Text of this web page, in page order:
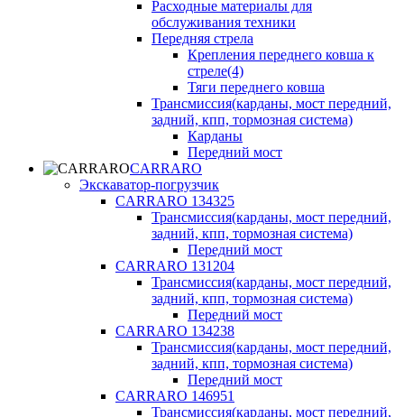
Расходные материалы для
обслуживания техники
Передняя стрела
Крепления переднего ковша к
стреле(4)
Тяги переднего ковша
Трансмиссия(карданы, мост передний,
задний, кпп, тормозная система)
Карданы
Передний мост
CARRARO
Экскаватор-погрузчик
CARRARO 134325
Трансмиссия(карданы, мост передний,
задний, кпп, тормозная система)
Передний мост
CARRARO 131204
Трансмиссия(карданы, мост передний,
задний, кпп, тормозная система)
Передний мост
CARRARO 134238
Трансмиссия(карданы, мост передний,
задний, кпп, тормозная система)
Передний мост
CARRARO 146951
Трансмиссия(карданы, мост передний,